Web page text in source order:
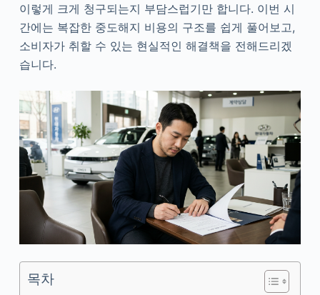
이렇게 크게 청구되는지 부담스럽기만 합니다. 이번 시
간에는 복잡한 중도해지 비용의 구조를 쉽게 풀어보고,
소비자가 취할 수 있는 현실적인 해결책을 전해드리겠
습니다.
목차